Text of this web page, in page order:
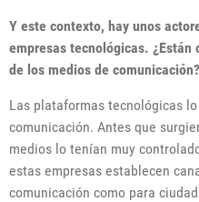
Y este contexto, hay unos
empresas tecnológicas. ¿Están
de los medios de comunicación?
Las plataformas tecnológicas
comunicación. Antes que
medios lo tenían muy
estas empresas establecen
comunicación como para